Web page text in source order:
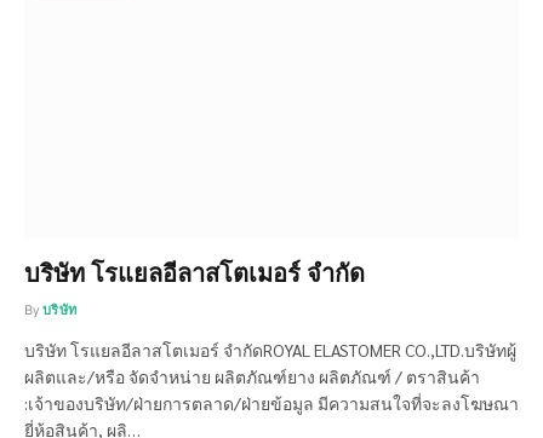
บริษัท โรแยลอีลาสโตเมอร์ จำกัด
By บริษัท
บริษัท โรแยลอีลาสโตเมอร์ จำกัดROYAL ELASTOMER CO.,LTD.บริษัทผู้
ผลิตและ/หรือ จัดจำหน่าย ผลิตภัณฑ์ยาง ผลิตภัณฑ์ / ตราสินค้า
:เจ้าของบริษัท/ฝ่ายการตลาด/ฝ่ายข้อมูล มีความสนใจที่จะลงโฆษณา
ยี่ห้อสินค้า, ผลิ…